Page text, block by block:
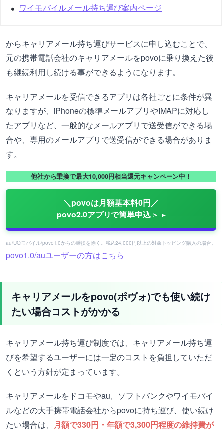
ワイモバイルメール持ち運び案内ページ
からキャリアメール持ち運びサービスに申し込むことで、
元の携帯電話会社のキャリアメールをpovoに乗り換えた後
も継続利用し続ける事ができるようになります。
キャリアメールを受信できるアプリは各社ごとに条件が異
なりますが、iPhoneの標準メールアプリやIMAPに対応し
たアプリなど、一般的なメールアプリで送受信ができる場
合や、専用のメールアプリで送受信ができる場合がありま
す。
他社から乗換で最大10,000円相当還元キャンペーン中！
＼povoは月額基本料0円／
povo2.0アプリで簡単申込＞
au/UQモバイル/povo1.0からの乗換を除く。税込24,000円以上の対象トッピング購入の場合。
povo1.0/auユーザーの方はこちら
キャリアメールをpovo(ポヴォ)でも使い続け
たい場合コストがかかる
キャリアメール持ち運び制度では、キャリアメール持ち運
びを希望するユーザーには一定のコストを負担していただ
くという方針が定まっています。
キャリアメールをドコモやau、ソフトバンクやワイモバイ
ルなどの大手携帯電話会社からpovoに持ち運び、使い続け
たい場合は、 月額で330円・年額で3,300円程度の維持費が